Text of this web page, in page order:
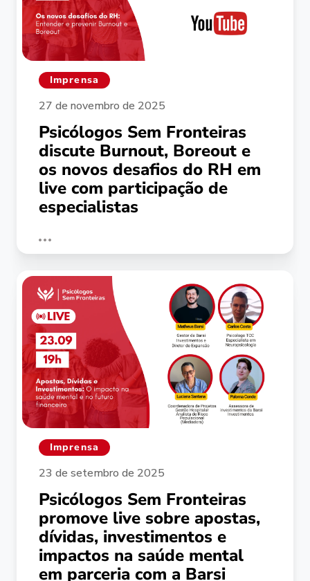
Imprensa
27 de novembro de 2025
Psicólogos Sem Fronteiras
discute Burnout, Boreout e
os novos desafios do RH em
live com participação de
especialistas
Imprensa
23 de setembro de 2025
Psicólogos Sem Fronteiras
promove live sobre apostas,
dívidas, investimentos e
impactos na saúde mental
em parceria com a Barsi